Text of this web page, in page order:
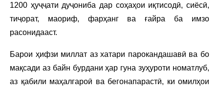
1200 ҳуҷҷати дуҷониба дар соҳаҳои иқтисодӣ, сиёсӣ,
тиҷорат, маориф, фарҳанг ва ғайра ба имзо
расонидааст.
Барои ҳифзи миллат аз хатари парокандашавӣ ва бо
мақсади аз байн бурдани ҳар гуна зуҳуроти номатлуб,
аз қабили маҳалгароӣ ва бегонапарастӣ, ки омилҳои